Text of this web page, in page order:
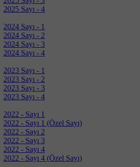
2025 Sayı - 4
2024 Sayı - 1
2024 Sayı - 2
2024 Sayı - 3
2024 Sayı - 4
2023 Sayı - 1
2023 Sayı - 2
2023 Sayı - 3
2023 Sayı - 4
2022 - Sayı 1
2022 - Sayı 1 (Özel Sayı)
2022 - Sayı 2
2022 - Sayı 3
2022 - Sayı 4
2022 - Sayı 4 (Özel Sayı)